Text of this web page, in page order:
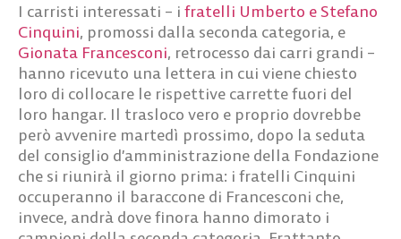
I carristi interessati – i fratelli Umberto e Stefano
Cinquini, promossi dalla seconda categoria, e
Gionata Francesconi, retrocesso dai carri grandi –
hanno ricevuto una lettera in cui viene chiesto
loro di collocare le rispettive carrette fuori del
loro hangar. Il trasloco vero e proprio dovrebbe
però avvenire martedì prossimo, dopo la seduta
del consiglio d’amministrazione della Fondazione
che si riunirà il giorno prima: i fratelli Cinquini
occuperanno il baraccone di Francesconi che,
invece, andrà dove finora hanno dimorato i